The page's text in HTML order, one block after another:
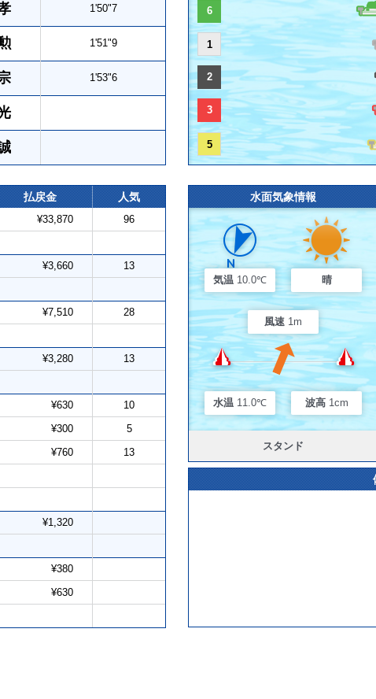
1'50"7
1'51"9
1'53"6
6
1
2
3
5
払戻金 人気
¥33,870 96
¥3,660 13
¥7,510 28
¥3,280 13
¥630 10
¥300 5
¥760 13
¥1,320
¥380
¥630
水面気象情報
気温 10.0℃ 晴
風速 1m
水温 11.0℃ 波高 1cm
スタンド